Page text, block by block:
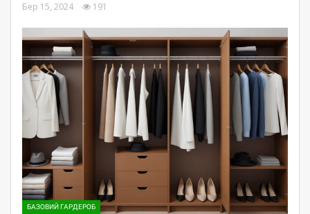
Бер 15, 2024 191
БАЗОВИЙ ГАРДЕРОБ